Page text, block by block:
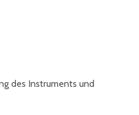
des Instruments und